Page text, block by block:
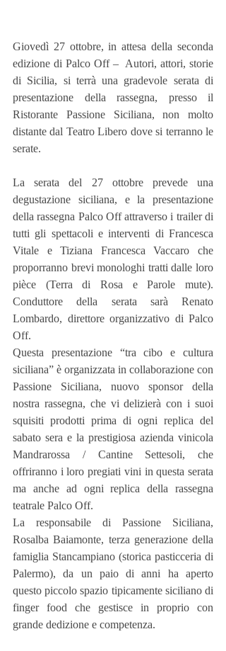
Giovedì 27 ottobre, in attesa della seconda
edizione di Palco Off –  Autori, attori, storie
di Sicilia, si terrà una gradevole serata di
presentazione della rassegna, presso il
Ristorante Passione Siciliana, non molto
distante dal Teatro Libero dove si terranno le
serate.
La serata del 27 ottobre prevede una
degustazione siciliana, e la presentazione
della rassegna Palco Off attraverso i trailer di
tutti gli spettacoli e interventi di Francesca
Vitale e Tiziana Francesca Vaccaro che
proporranno brevi monologhi tratti dalle loro
pièce (Terra di Rosa e Parole mute).
Conduttore della serata sarà Renato
Lombardo, direttore organizzativo di Palco
Off.
Questa presentazione “tra cibo e cultura
siciliana” è organizzata in collaborazione con
Passione Siciliana, nuovo sponsor della
nostra rassegna, che vi delizierà con i suoi
squisiti prodotti prima di ogni replica del
sabato sera e la prestigiosa azienda vinicola
Mandrarossa / Cantine Settesoli, che
offriranno i loro pregiati vini in questa serata
ma anche ad ogni replica della rassegna
teatrale Palco Off.
La responsabile di Passione Siciliana,
Rosalba Baiamonte, terza generazione della
famiglia Stancampiano (storica pasticceria di
Palermo), da un paio di anni ha aperto
questo piccolo spazio tipicamente siciliano di
finger food che gestisce in proprio con
grande dedizione e competenza.